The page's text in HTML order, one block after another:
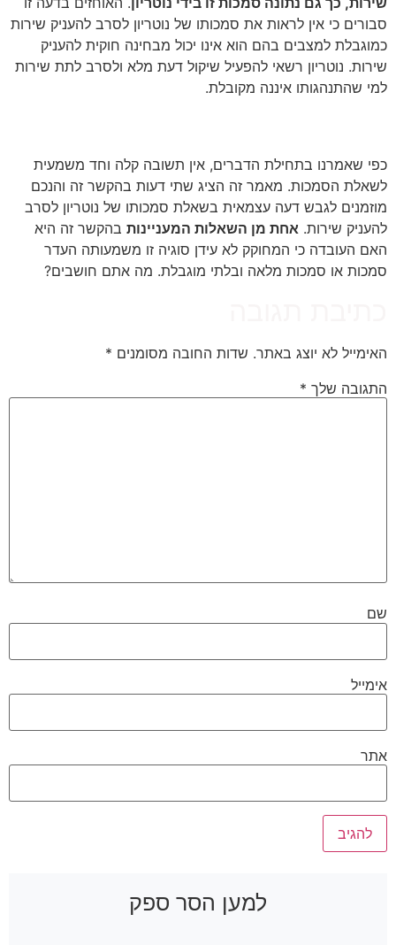
סבורים כי אין לראות את סמכותו של נוטריון לסרב להעניק שירות
כמוגבלת למצבים בהם הוא אינו יכול מבחינה חוקית להעניק
שירות. נוטריון רשאי להפעיל שיקול דעת מלא ולסרב לתת שירות
למי שהתנהגותו איננה מקובלת.
כפי שאמרנו בתחילת הדברים, אין תשובה קלה וחד משמעית
לשאלת הסמכות. מאמר זה הציג שתי דעות בהקשר זה והנכם
מוזמנים לגבש דעה עצמאית בשאלת סמכותו של נוטריון לסרב
להעניק שירות. אחת מן השאלות המעניינות בהקשר זה היא
האם העובדה כי המחוקק לא עידן סוגיה זו משמעותה העדר
סמכות או סמכות מלאה ובלתי מוגבלת. מה אתם חושבים?
האימייל לא יוצג באתר. שדות החובה מסומנים *
התגובה שלך *
שם
אימייל
אתר
למען הסר ספק